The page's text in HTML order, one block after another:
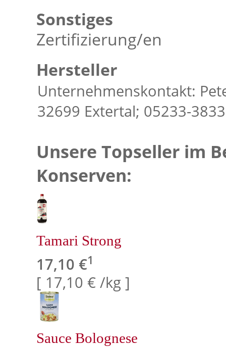
Sonstiges
Zertifizierung/en
Hersteller
Unternehmenskontakt:
32699 Extertal; 05233-
Unsere Topseller im
Konserven:
Tamari Strong
17,10 €1
[ 17,10 € /kg ]
Sauce Bolognese